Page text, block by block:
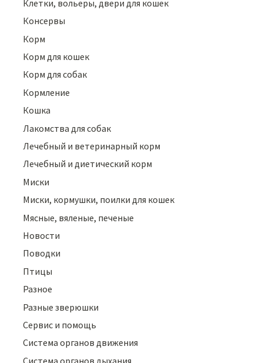
Клетки, вольеры, двери для кошек
Консервы
Корм
Корм для кошек
Корм для собак
Кормление
Кошка
Лакомства для собак
Лечебный и ветеринарный корм
Лечебный и диетический корм
Миски
Миски, кормушки, поилки для кошек
Мясные, вяленые, печеные
Новости
Поводки
Птицы
Разное
Разные зверюшки
Сервис и помощь
Система органов движения
Система органов дыхания